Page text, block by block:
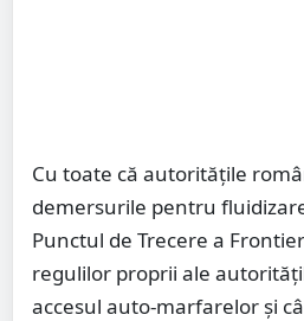
Cu toate că autoritățile
demersurile pentru
Punctul de Trecere a
regulilor proprii ale
accesul auto-marfarelor și